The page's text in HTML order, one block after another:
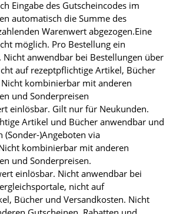
Eingabe des Gutscheincodes im
automatisch die Summe des
Warenwert abgezogen.Eine
möglich. Pro Bestellung ein
Nicht anwendbar bei Bestellungen über
auf rezeptpflichtige Artikel, Bücher
kombinierbar mit anderen
und Sonderpreisen
einlösbar. Gilt nur für Neukunden.
Artikel und Bücher anwendbar und
(Sonder-)Angeboten via
kombinierbar mit anderen
und Sonderpreisen.
einlösbar. Nicht anwendbar bei
nicht auf
Bücher und Versandkosten. Nicht